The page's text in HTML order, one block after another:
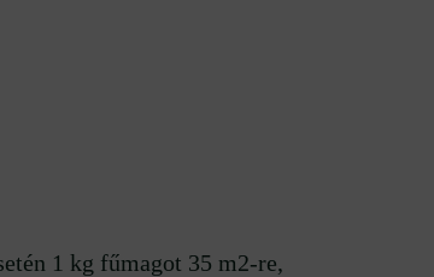
1 kg fűmagot 35 m2-re,